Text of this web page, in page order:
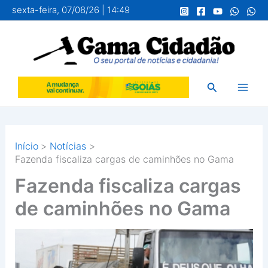
para
conteúdo
sexta-feira, 07/08/26 | 14:49
Pesquisar
Início
Notícias
Fazenda fiscaliza cargas de caminhões no Gama
Fazenda fiscaliza cargas
de caminhões no Gama